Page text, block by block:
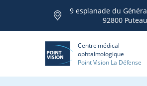
9 esplanade du
92800
Centre médical
ophtalmologique
Point Vision La Défense